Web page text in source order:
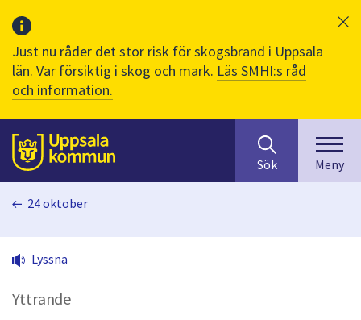
Just nu råder det stor risk för skogsbrand i Uppsala
län. Var försiktig i skog och mark. Läs SMHI:s råd
och information.
Till sidans
huvudinnehåll
efter
innehåll
på
Sök Meny
24 oktober
Lyssna
Yttrande